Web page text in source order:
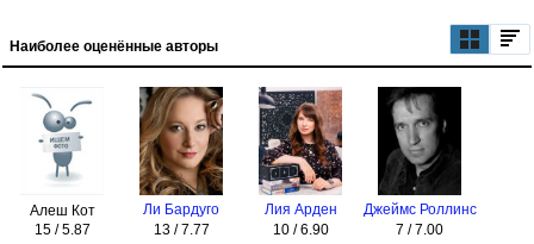
Наиболее оценённые авторы
Алеш Кот
15 / 5.87
Ли Бардуго
13 / 7.77
Лия Арден
10 / 6.90
Джеймс Роллинс
7 / 7.00